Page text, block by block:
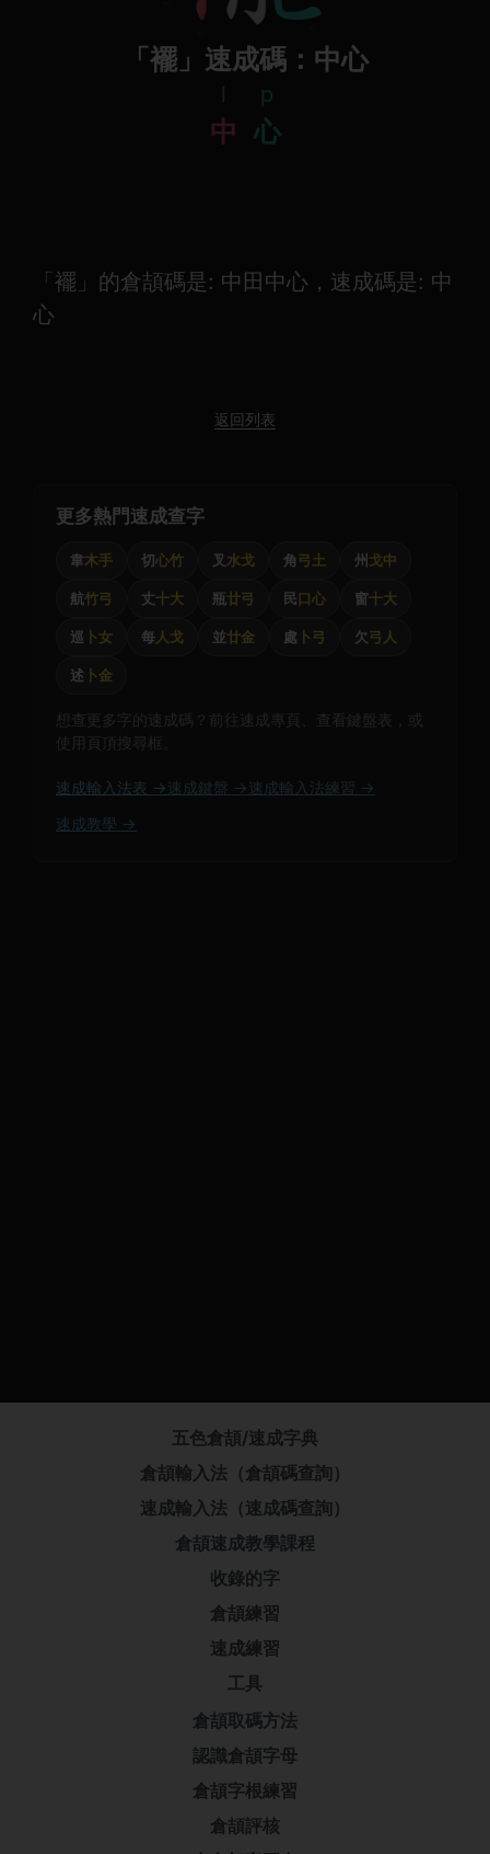
「襬」速成碼：中心
l
中
p
心
「襬」的倉頡碼是: 中田中心，速成碼是: 中
心
返回列表
更多熱門速成查字
韋木手 切心竹 叉 水戈 角弓土 州 戈中
航竹弓 丈十大 瓶廿弓 民口心 窗十大
巡 卜女 每人戈 並廿金 處 卜弓 欠弓人
述 卜金
想查更多字的速成碼？前往速成專頁、查看鍵盤表，或
使用頁頂搜尋框。
速成輸入法表 → 速成鍵盤 → 速成輸入法練習 →
速成教學 →
五色倉頡/速成字典
倉頡輸入法（倉頡碼查詢）
速成輸入法（速成碼查詢）
倉頡速成教學課程
收錄的字
倉頡練習
速成練習
工具
倉頡取碼方法
認識倉頡字母
倉頡字根練習
倉頡評核